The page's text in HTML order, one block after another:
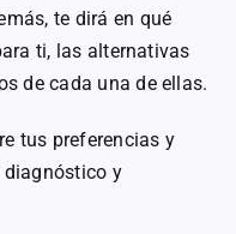
te dirá en qué
ti, las alternativas
de cada una de ellas.
tus preferencias y
diagnóstico y